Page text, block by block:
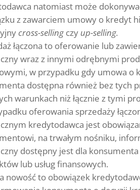
natomiast może
z zawarciem umowy o kredyt
cross-sellingczy up-selling.
łączona to oferowanie lub
wraz z innymi odrębnymi
w przypadku gdy umowa o
dostępna również bez tych
warunkach niż łącznie z tymi
oferowania sprzedaży
kredytodawca jest
na trwałym nośniku,
dostępny jest dla
lub usług finansowych.
nowość to obowiązek